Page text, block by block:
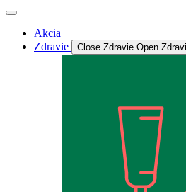
Akcia
Zdravie
Close Zdravie Open